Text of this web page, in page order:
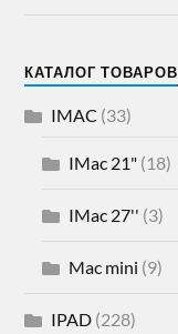
КАТАЛОГ ТОВАРОВ
IMAC (33)
IMac 21" (18)
IMac 27'' (3)
Mac mini (9)
IPAD (228)